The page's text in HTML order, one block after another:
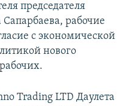
председателя
рабочие
с экономической
нового
Trading LTD Даулета